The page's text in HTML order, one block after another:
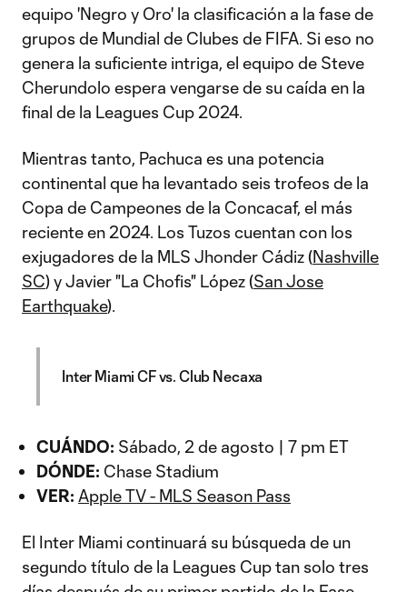
equipo 'Negro y Oro' la clasificación a la fase de
grupos de Mundial de Clubes de FIFA. Si eso no
genera la suficiente intriga, el equipo de Steve
Cherundolo espera vengarse de su caída en la
final de la Leagues Cup 2024.
Mientras tanto, Pachuca es una potencia
continental que ha levantado seis trofeos de la
Copa de Campeones de la Concacaf, el más
reciente en 2024. Los Tuzos cuentan con los
exjugadores de la MLS Jhonder Cádiz (Nashville
SC) y Javier "La Chofis" López (San Jose
Earthquake).
Inter Miami CF vs. Club Necaxa
CUÁNDO: Sábado, 2 de agosto | 7 pm ET
DÓNDE: Chase Stadium
VER: Apple TV - MLS Season Pass
El Inter Miami continuará su búsqueda de un
segundo título de la Leagues Cup tan solo tres